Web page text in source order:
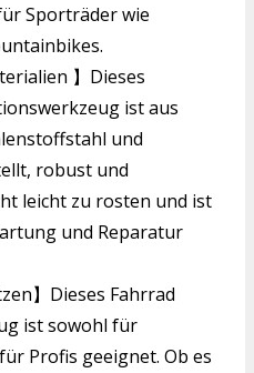
Sporträder wie
】Dieses
ist aus
und
robust und
leicht zu rosten und ist
und Reparatur
】Dieses Fahrrad
ist sowohl für
Profis geeignet. Ob es